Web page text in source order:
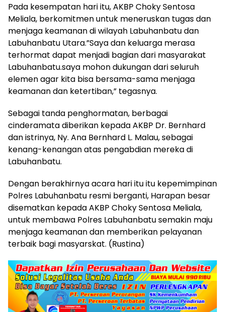
Pada kesempatan hari itu, AKBP Choky Sentosa
Meliala, berkomitmen untuk meneruskan tugas dan
menjaga keamanan di wilayah Labuhanbatu dan
Labuhanbatu Utara.”Saya dan keluarga merasa
terhormat dapat menjadi bagian dari masyarakat
Labuhanbatu.saya mohon dukungan dari seluruh
elemen agar kita bisa bersama-sama menjaga
keamanan dan ketertiban,” tegasnya.
Sebagai tanda penghormatan, berbagai
cinderamata diberikan kepada AKBP Dr. Bernhard
dan istrinya, Ny. Ana Bernhard L. Malau, sebagai
kenang-kenangan atas pengabdian mereka di
Labuhanbatu.
Dengan berakhirnya acara hari itu itu kepemimpinan
Polres Labuhanbatu resmi berganti, Harapan besar
disematkan kepada AKBP Choky Sentosa Meliala,
untuk membawa Polres Labuhanbatu semakin maju
menjaga keamanan dan memberikan pelayanan
terbaik bagi masyarskat. (Rustina)